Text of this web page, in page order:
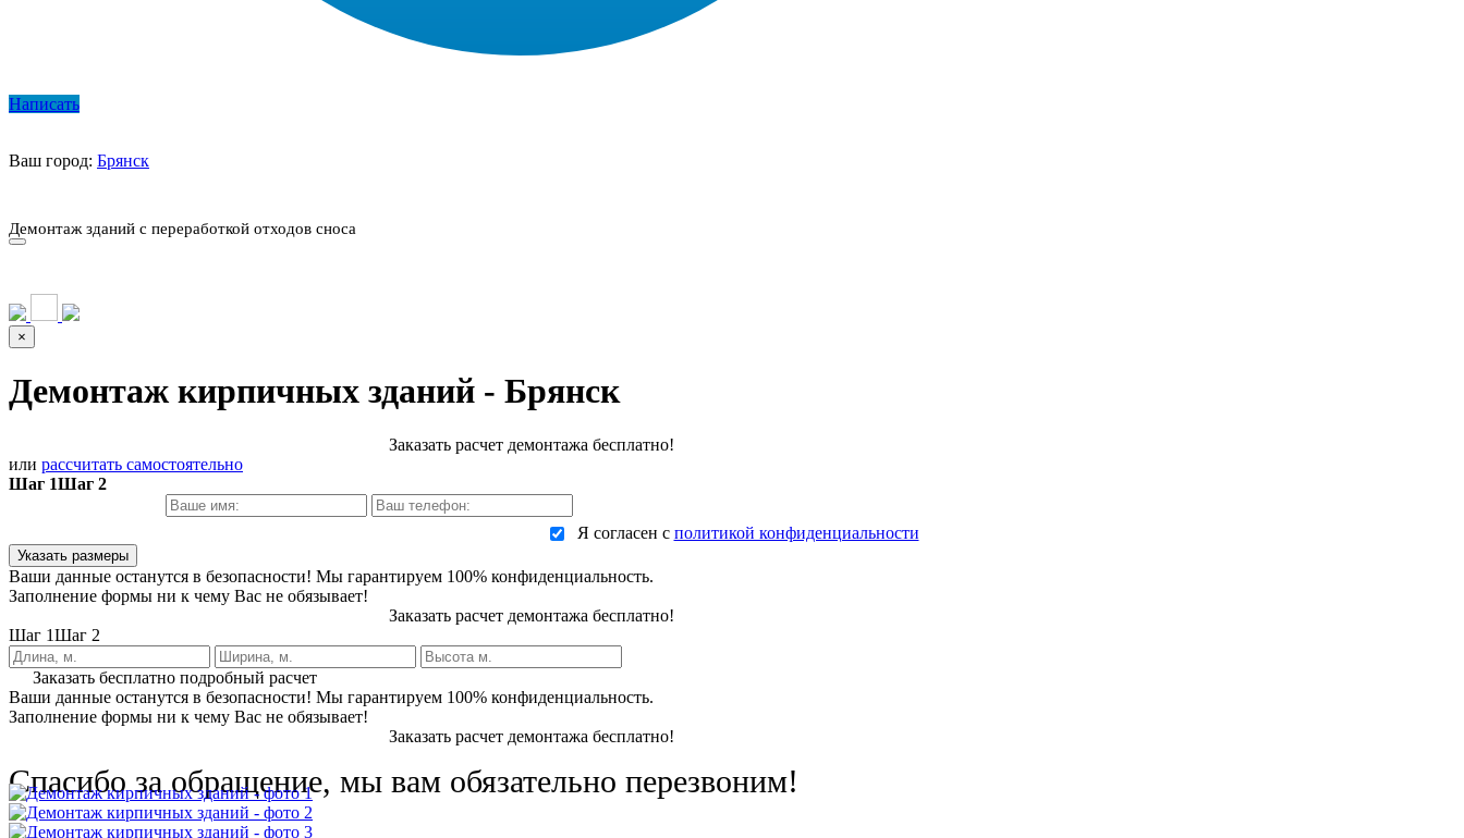
Написать
Ваш город: Брянск
Демонтаж зданий с переработкой отходов сноса
×
Демонтаж кирпичных зданий - Брянск
Заказать расчет демонтажа бесплатно!
или рассчитать самостоятельно
Шаг 1Шаг 2
Я согласен с политикой конфиденциальности
Указать размеры
Ваши данные останутся в безопасности! Мы гарантируем 100% конфиденциальность.
Заполнение формы ни к чему Вас не обязывает!
Заказать расчет демонтажа бесплатно!
Шаг 1Шаг 2
Заказать бесплатно подробный расчет
Ваши данные останутся в безопасности! Мы гарантируем 100% конфиденциальность.
Заполнение формы ни к чему Вас не обязывает!
Заказать расчет демонтажа бесплатно!
Спасибо за обращение, мы вам обязательно перезвоним!